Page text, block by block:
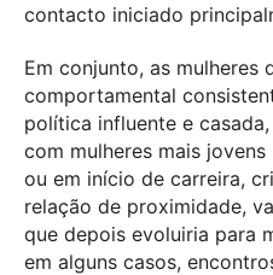
contacto iniciado
Em conjunto, as mulheres
comportamental
política influente e
com mulheres mais
ou em início de carreira,
relação de proximidade,
que depois evoluiria para
em alguns casos,